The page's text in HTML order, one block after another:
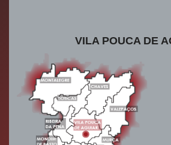
VILA POUCA DE